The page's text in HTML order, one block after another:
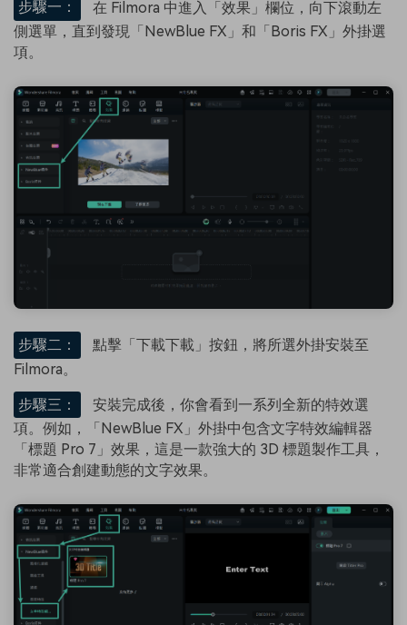
步驟一：
在 Filmora 中進入「效果」欄位，向下滾動左
側選單，直到發現「NewBlue FX」和「Boris FX」外掛選
項。
步驟二：
點擊「下載下載」按鈕，將所選外掛安裝至
Filmora。
步驟三：
安裝完成後，你會看到一系列全新的特效選
項。例如，「NewBlue FX」外掛中包含文字特效編輯器
「標題 Pro 7」效果，這是一款強大的 3D 標題製作工具，
非常適合創建動態的文字效果。